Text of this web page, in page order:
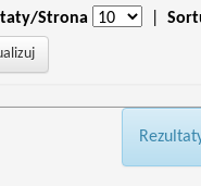
Strona